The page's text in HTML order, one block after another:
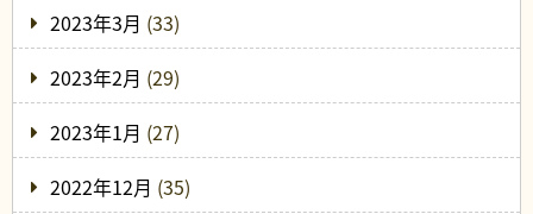
2023年3月 (33)
2023年2月 (29)
2023年1月 (27)
2022年12月 (35)